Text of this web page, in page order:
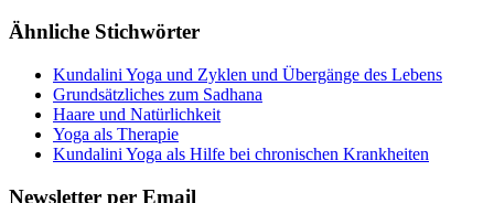
Ähnliche Stichwörter
Kundalini Yoga und Zyklen und Übergänge des Lebens
Grundsätzliches zum Sadhana
Haare und Natürlichkeit
Yoga als Therapie
Kundalini Yoga als Hilfe bei chronischen Krankheiten
Newsletter per Email